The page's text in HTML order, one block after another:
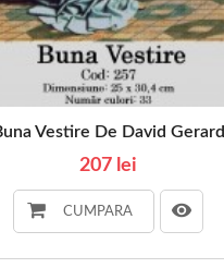
Vestire De David Gerard
207 lei
CUMPARA